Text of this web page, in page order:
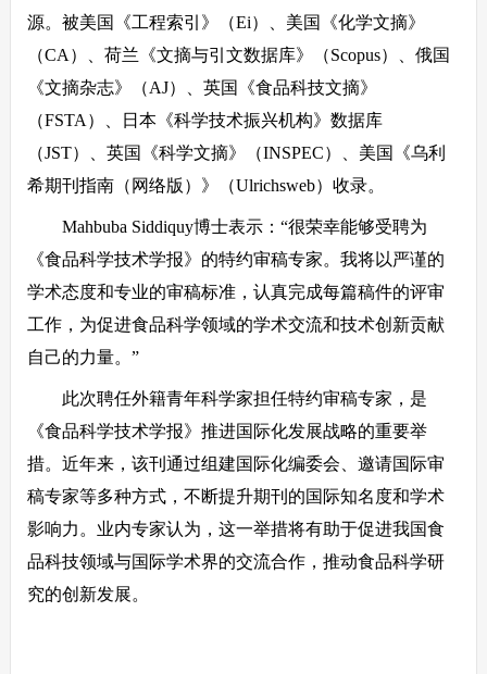
源。被美国《工程索引》（Ei）、美国《化学文摘》
（CA）、荷兰《文摘与引文数据库》（Scopus）、俄国
《文摘杂志》（AJ）、英国《食品科技文摘》
（FSTA）、日本《科学技术振兴机构》数据库
（JST）、英国《科学文摘》（INSPEC）、美国《乌利
希期刊指南（网络版）》（Ulrichsweb）收录。
Mahbuba Siddiquy博士表示：“很荣幸能够受聘为
《食品科学技术学报》的特约审稿专家。我将以严谨的
学术态度和专业的审稿标准，认真完成每篇稿件的评审
工作，为促进食品科学领域的学术交流和技术创新贡献
自己的力量。”
此次聘任外籍青年科学家担任特约审稿专家，是
《食品科学技术学报》推进国际化发展战略的重要举
措。近年来，该刊通过组建国际化编委会、邀请国际审
稿专家等多种方式，不断提升期刊的国际知名度和学术
影响力。业内专家认为，这一举措将有助于促进我国食
品科技领域与国际学术界的交流合作，推动食品科学研
究的创新发展。